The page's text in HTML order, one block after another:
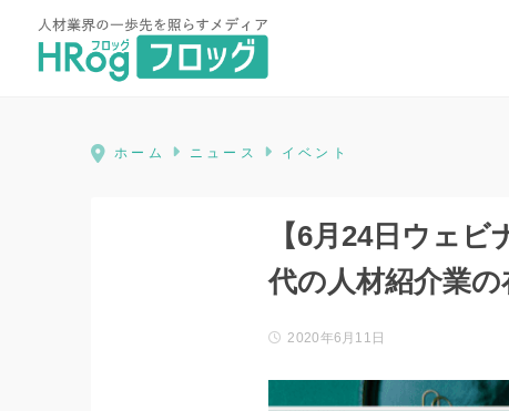
HRog | 人材業界の一歩先を照らす
ホーム ニュース イベント
【6月24日ウェ
代の人材紹介業の
2020年6月11日